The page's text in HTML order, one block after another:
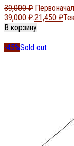
39,000₽
39,000 ₽.21,450 ₽
В корзину
-45%Sold out